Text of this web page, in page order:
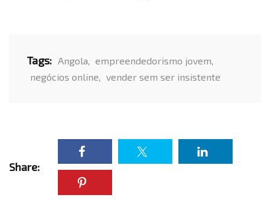
Tags: Angola, empreendedorismo jovem,
negócios online, vender sem ser insistente
Share: